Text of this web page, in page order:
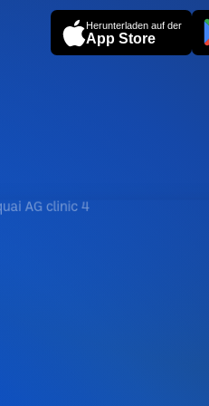
Herunterladen auf der
App Store